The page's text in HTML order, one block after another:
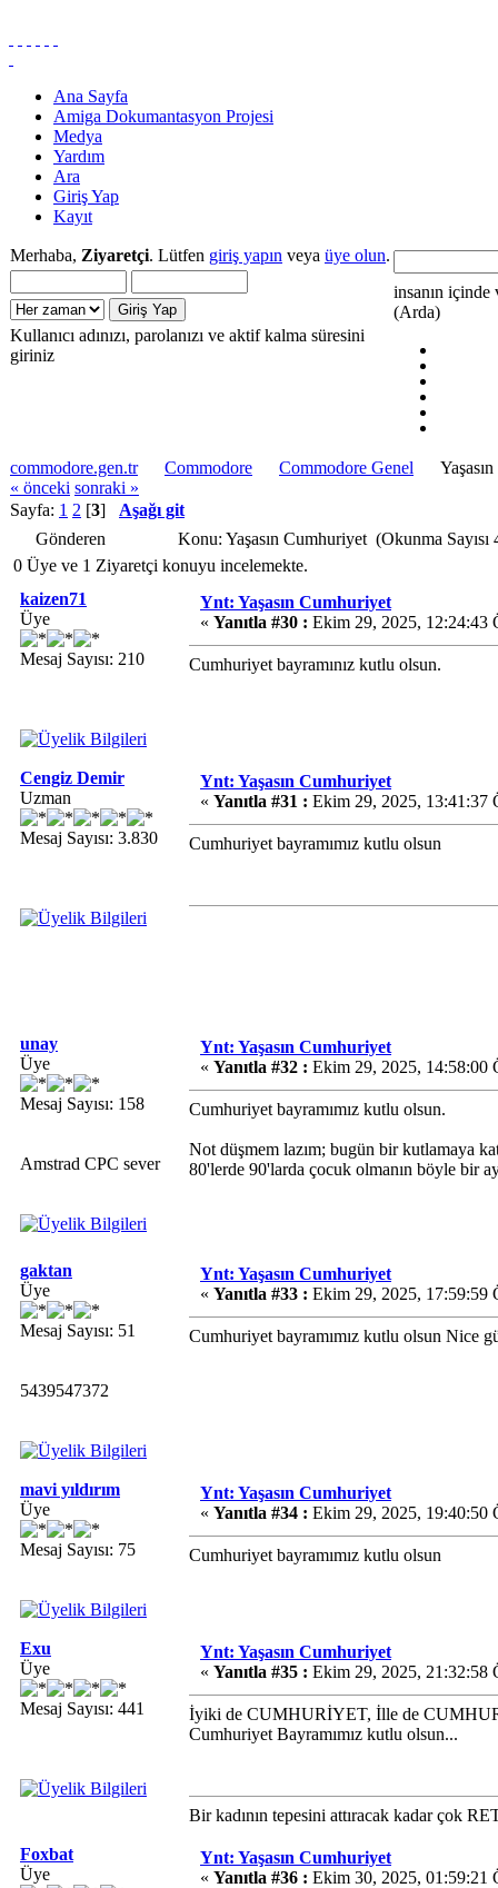
Ana Sayfa
Amiga Dokumantasyon Projesi
Medya
Yardım
Ara
Giriş Yap
Kayıt
Merhaba, Ziyaretçi. Lütfen giriş yapın veya üye olun.
Kullanıcı adınızı, parolanızı ve aktif kalma süresini
giriniz
insanın içinde
(Arda)
commodore.gen.tr Commodore Commodore Genel
« önceki sonraki »
Sayfa: 1 2 [3] Aşağı git
Gönderen
Konu: Yaşasın Cumhuriyet (Okunma Sayısı
0 Üye ve 1 Ziyaretçi konuyu incelemekte.
kaizen71
Üye
Mesaj Sayısı: 210
Ynt: Yaşasın Cumhuriyet
« Yanıtla #30 : Ekim 29, 2025, 12:24:43
Cumhuriyet bayramınız kutlu olsun.
Cengiz Demir
Uzman
Mesaj Sayısı: 3.830
Ynt: Yaşasın Cumhuriyet
« Yanıtla #31 : Ekim 29, 2025, 13:41:37
Cumhuriyet bayramımız kutlu olsun
unay
Üye
Mesaj Sayısı: 158
Amstrad CPC sever
Ynt: Yaşasın Cumhuriyet
« Yanıtla #32 : Ekim 29, 2025, 14:58:00
Cumhuriyet bayramımız kutlu olsun.
Not düşmem lazım; bugün bir kutlamaya
80'lerde 90'larda çocuk olmanın böyle bir
gaktan
Üye
Mesaj Sayısı: 51
5439547372
Ynt: Yaşasın Cumhuriyet
« Yanıtla #33 : Ekim 29, 2025, 17:59:59
Cumhuriyet bayramımız kutlu olsun Nice
mavi yıldırım
Üye
Mesaj Sayısı: 75
Ynt: Yaşasın Cumhuriyet
« Yanıtla #34 : Ekim 29, 2025, 19:40:50
Cumhuriyet bayramımız kutlu olsun
Exu
Üye
Mesaj Sayısı: 441
Ynt: Yaşasın Cumhuriyet
« Yanıtla #35 : Ekim 29, 2025, 21:32:58
İyiki de CUMHURİYET, İlle de
Cumhuriyet Bayramımız kutlu olsun...
Bir kadının tepesini attıracak kadar çok
Foxbat
Üye
Ynt: Yaşasın Cumhuriyet
« Yanıtla #36 : Ekim 30, 2025, 01:59:21